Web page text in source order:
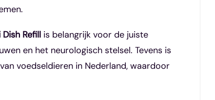
Refillis belangrijk voor de juiste
en het neurologisch stelsel. Tevens is
voedseldieren in Nederland, waardoor